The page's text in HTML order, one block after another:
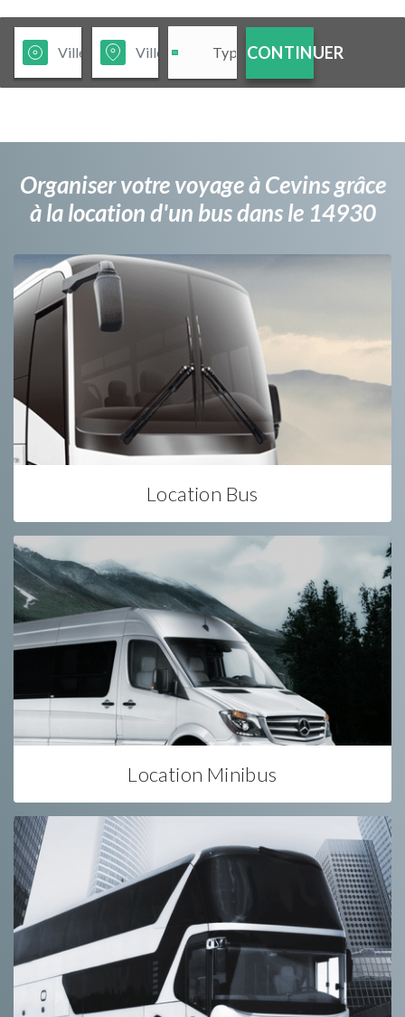
CONTINUER
Organiser votre voyage à Cevins grâce
à la location d'un bus dans le 14930
Location Bus
Location Minibus